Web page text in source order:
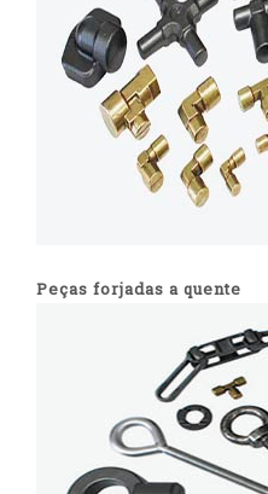
Peças forjadas a quente